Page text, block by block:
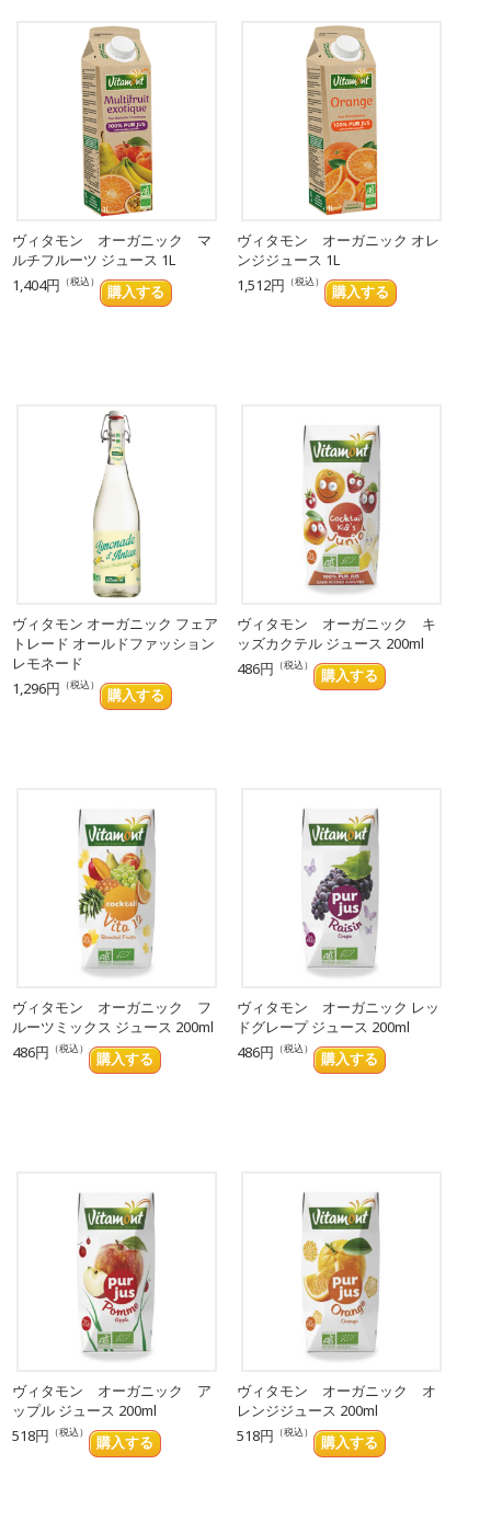
ヴィタモン オーガニック マ
ルチフルーツ ジュース 1L
1,404円 （税込）
ヴィタモン オーガニック オレ
ンジジュース 1L
1,512円 （税込）
ヴィタモン オーガニック フェア
トレード オールドファッション
レモネード
1,296円 （税込）
ヴィタモン オーガニック キ
ッズカクテル ジュース 200ml
486円 （税込）
ヴィタモン オーガニック フ
ルーツミックス ジュース 200ml
486円 （税込）
ヴィタモン オーガニック レッ
ドグレープ ジュース 200ml
486円 （税込）
ヴィタモン オーガニック ア
ップル ジュース 200ml
518円 （税込）
ヴィタモン オーガニック オ
レンジジュース 200ml
518円 （税込）